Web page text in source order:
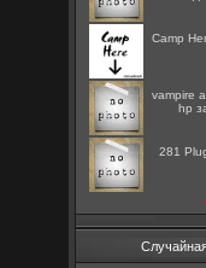
Camp
vampire
hp
281